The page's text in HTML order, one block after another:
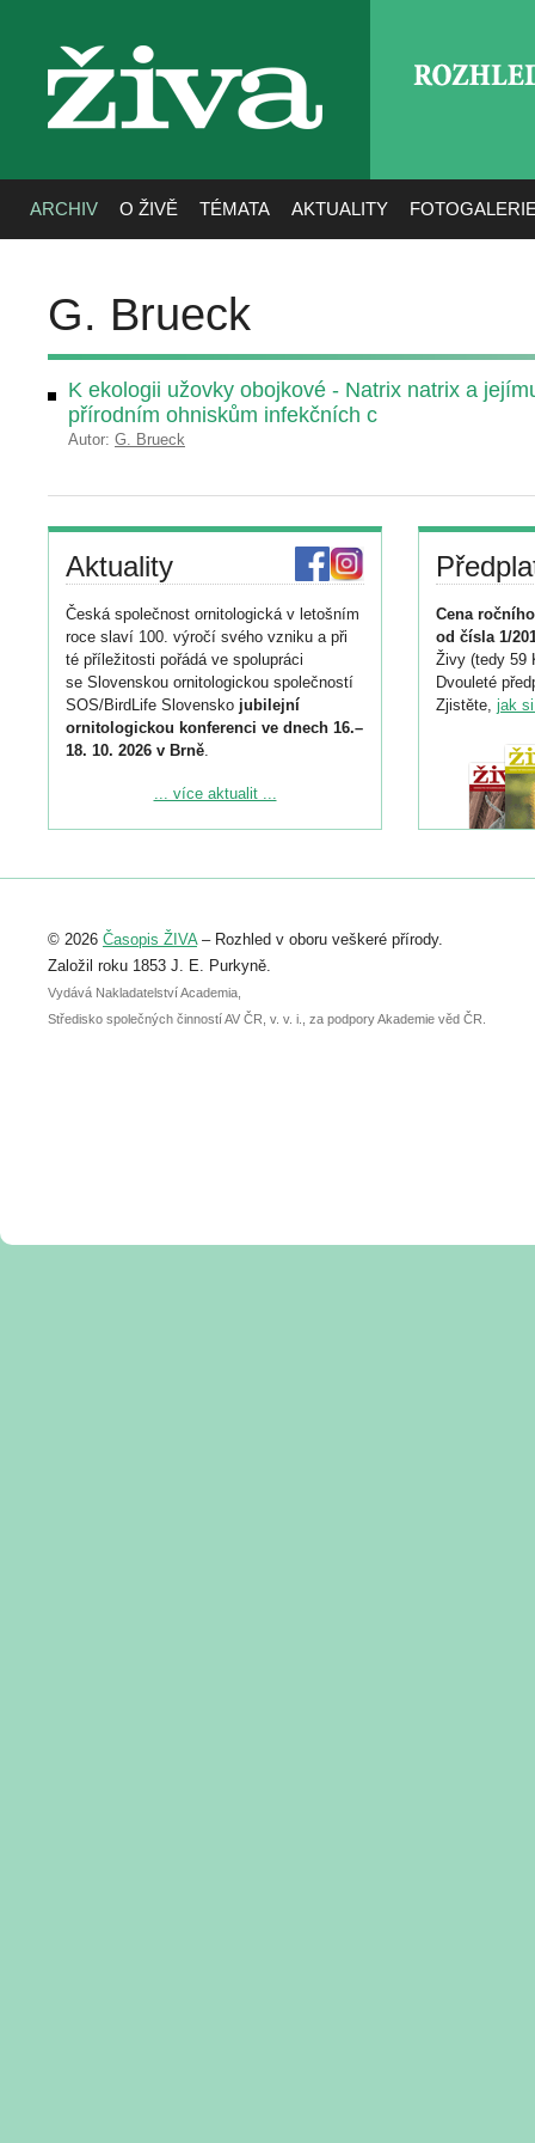
živa
ARCHIV O ŽIVĚ TÉMATA AKTUALITY
G. Brueck
K ekologii užovky obojkové - Natrix natrix a
přírodním ohniskům infekčních c
Autor: G. Brueck
Aktuality
Česká společnost ornitologická v letošním
roce slaví 100. výročí svého vzniku a při
té příležitosti pořádá ve spolupráci
se Slovenskou ornitologickou společností
SOS/BirdLife Slovensko jubilejní
ornitologickou konferenci ve dnech 16.–
18. 10. 2026 v Brně.
Podrobnější informace ke konferenci
Registrovat se můžete do 6. září.
abstraktu přihlášené přednášky nebo
posteru je už 30. června.
... více aktualit ...
Cena
od čísla 1/
Živy (tedy 59
Dvouleté
Zjistěte, jak
© 2026 Časopis ŽIVA– Rozhled v oboru veškeré přírody.
Založil roku 1853 J. E. Purkyně.
Vydává Nakladatelství Academia,
Středisko společných činností AV ČR, v. v. i., za podpory Akademie věd ČR.